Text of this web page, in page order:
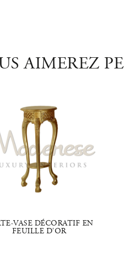
AIMEREZ
VASE DÉCORATIF EN
FEUILLE D'OR